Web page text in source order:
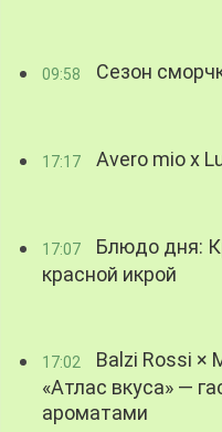
09:58 Сезон
17:17 Avero mio x
17:07
Блюдо дня:
красной икрой
17:02
Balzi Rossi ×
«Атлас вкуса» —
ароматами